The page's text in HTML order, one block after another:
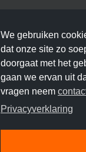
We gebruiken
dat onze site zo
doorgaat met het
gaan we ervan uit
vragen neem
Privacyverklaring